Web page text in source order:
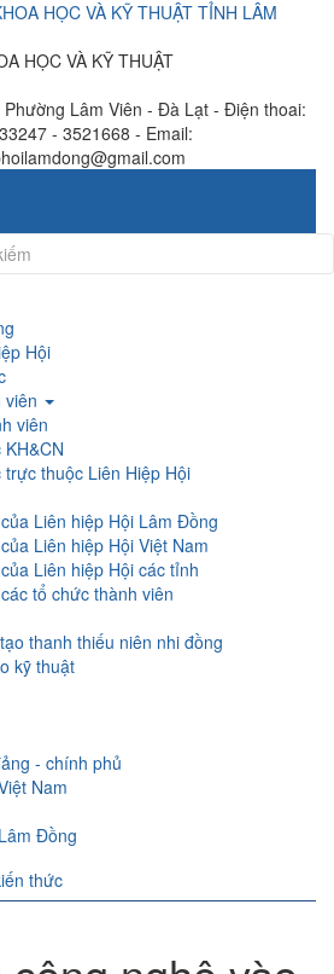
HỌC VÀ KỸ THUẬT
Lâm Viên - Đà Lạt - Điện thoai:
- 3521668 - Email:
Hội
viên
viên
thuộc Liên Hiệp Hội
Liên hiệp Hội Lâm Đồng
Liên hiệp Hội Việt Nam
Liên hiệp Hội các tỉnh
tổ chức thành viên
thanh thiếu niên nhi đồng
kỹ thuật
- chính phủ
Nam
Đồng
thức